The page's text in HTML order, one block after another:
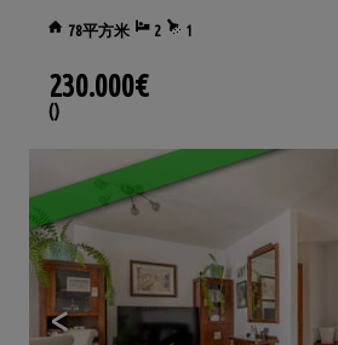
78平方米 2 1
230.000€
()
<